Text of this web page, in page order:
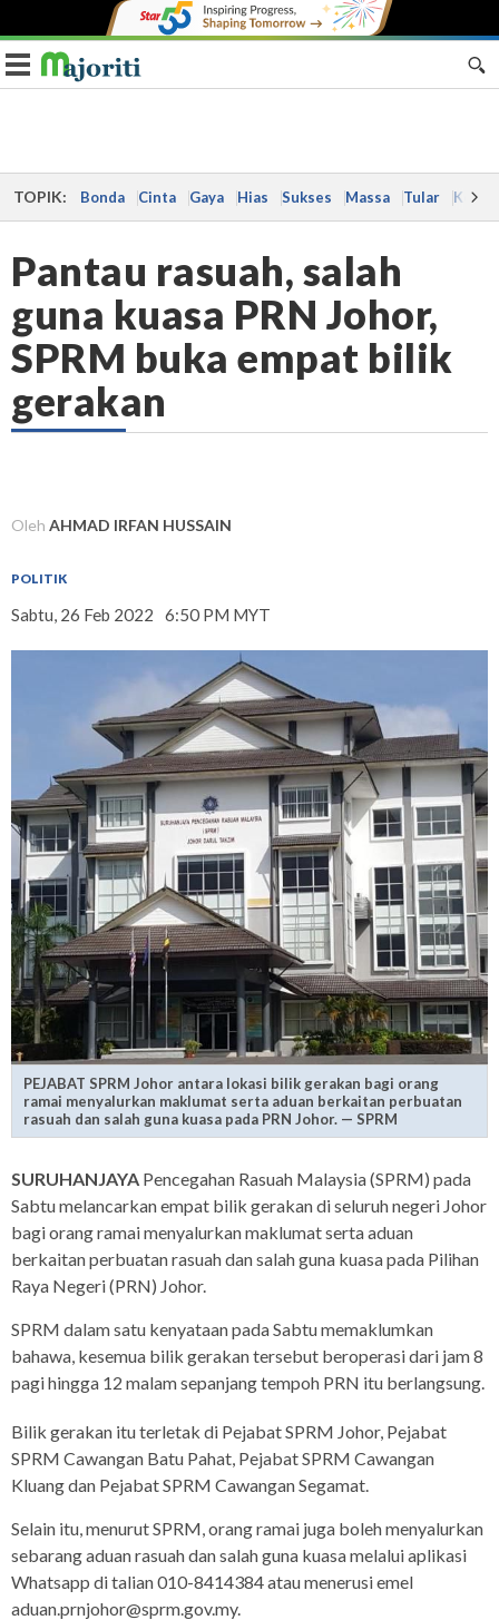
Toggle navigation
TOPIK: Bonda Cinta Gaya Hias Sukses Massa Tular Kes
Pantau rasuah, salah
guna kuasa PRN Johor,
SPRM buka empat bilik
gerakan
Oleh AHMAD IRFAN HUSSAIN
POLITIK
Sabtu, 26 Feb 2022 6:50 PM MYT
PEJABAT SPRM Johor antara lokasi bilik gerakan bagi orang
ramai menyalurkan maklumat serta aduan berkaitan perbuatan
rasuah dan salah guna kuasa pada PRN Johor. — SPRM
SURUHANJAYA Pencegahan Rasuah Malaysia (SPRM) pada
Sabtu melancarkan empat bilik gerakan di seluruh negeri Johor
bagi orang ramai menyalurkan maklumat serta aduan
berkaitan perbuatan rasuah dan salah guna kuasa pada Pilihan
Raya Negeri (PRN) Johor.
SPRM dalam satu kenyataan pada Sabtu memaklumkan
bahawa, kesemua bilik gerakan tersebut beroperasi dari jam 8
pagi hingga 12 malam sepanjang tempoh PRN itu berlangsung.
Bilik gerakan itu terletak di Pejabat SPRM Johor, Pejabat
SPRM Cawangan Batu Pahat, Pejabat SPRM Cawangan
Kluang dan Pejabat SPRM Cawangan Segamat.
Selain itu, menurut SPRM, orang ramai juga boleh menyalurkan
sebarang aduan rasuah dan salah guna kuasa melalui aplikasi
Whatsapp di talian 010-8414384 atau menerusi emel
aduan.prnjohor@sprm.gov.my.